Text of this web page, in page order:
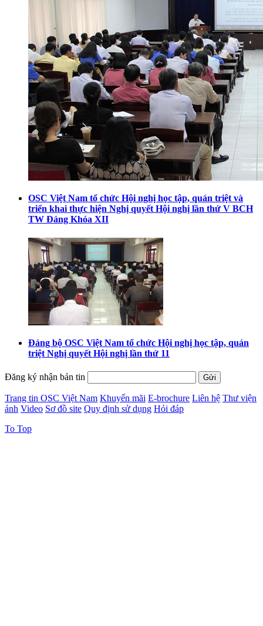
OSC Việt Nam tổ chức Hội nghị học tập, quán triệt và
triển khai thực hiện Nghị quyết Hội nghị lần thứ V BCH
TW Đảng Khóa XII
Đảng bộ OSC Việt Nam tổ chức Hội nghị học tập, quán
triệt Nghị quyết Hội nghị lần thứ 11
Đăng ký nhận bản tin
Trang tin OSC Việt Nam Khuyến mãi E-brochure Liên hệ Thư viện
ảnh Video Sơ đồ site Quy định sử dụng Hỏi đáp
To Top